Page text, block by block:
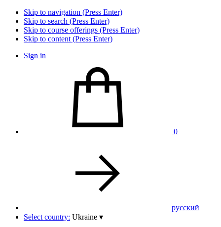
Skip to navigation (Press Enter)
Skip to search (Press Enter)
Skip to course offerings (Press Enter)
Skip to content (Press Enter)
Sign in
0
pусский
Select country: Ukraine ▾